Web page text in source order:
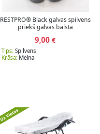
RESTPRO® Black galvas spilvens
priekš galvas balsta
9,00 €
Tips: Spilvens
Krāsa: Melna